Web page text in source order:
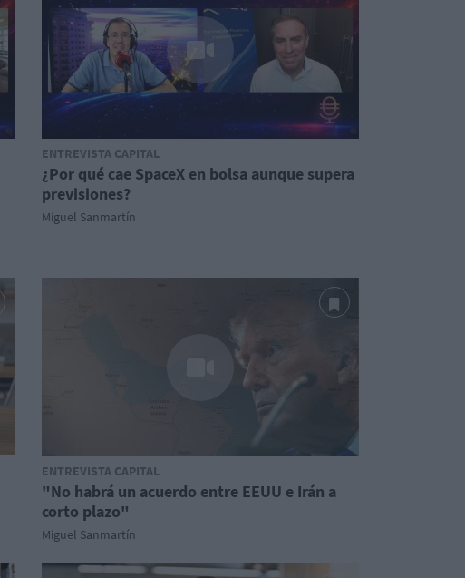
ENTREVISTA CAPITAL
¿Por qué cae SpaceX en bolsa aunque supera
previsiones?
Miguel Sanmartín
ENTREVISTA CAPITAL
"No habrá un acuerdo entre EEUU e Irán a
corto plazo"
Miguel Sanmartín